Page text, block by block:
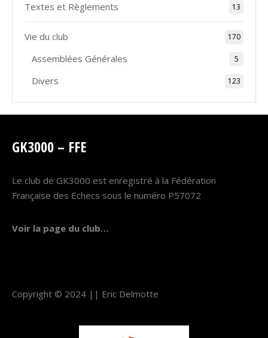
Textes et Règlements 13
Vie du club 170
Assemblées Générales 5
Divers 123
GK3000 – FFE
Le club de GK3000 est enregistré à la Fédération
Française des Echecs sous le numéro P57072
Voir la page du club…
Copyright © 2024 || Eric Delmotte